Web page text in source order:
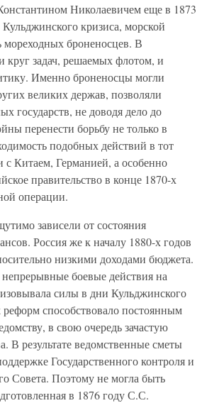
Николаевичем еще в 1873
кризиса, морской
броненосцев. В
круг задач, решаемых флотом, и
Именно броненосцы могли
великих держав, позволяли
государств, не доводя дело до
перенести борьбу не только в
подобных действий в тот
Китаем, Германией, а особенно
правительство в конце 1870-х
операции.
зависели от состояния
Россия же к началу 1880-х годов
низкими доходами бюджета.
боевые действия на
силы в дни Кульджинского
способствовало постоянным
в свою очередь зачастую
В результате ведомственные сметы
Государственного контроля и
Совета. Поэтому не могла быть
в 1876 году С.С.